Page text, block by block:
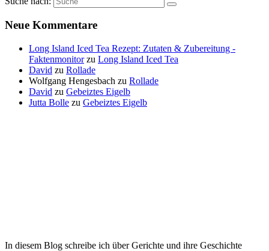
Neue Kommentare
Long Island Iced Tea Rezept: Zutaten & Zubereitung -
Faktenmonitorzu Long Island Iced Tea
David zu Rollade
Wolfgang Hengesbach zu Rollade
David zu Gebeiztes Eigelb
Jutta Bolle zu Gebeiztes Eigelb
In diesem Blog schreibe ich über Gerichte und ihre Geschichte